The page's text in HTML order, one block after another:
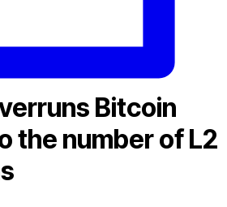
Bitcoin
the number of L2